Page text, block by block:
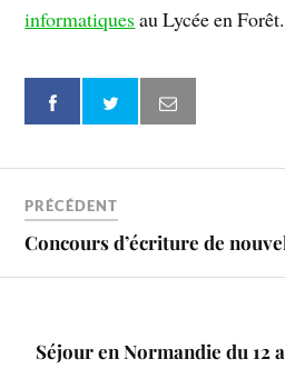
informatiquesau Lycée en Forêt.
PRÉCÉDENT
Concours d’écriture de
Séjour en Normandie du 12